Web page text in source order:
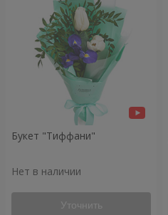
Букет "Тиффани"
Нет в наличии
Уточнить